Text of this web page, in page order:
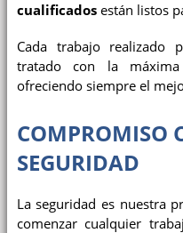
cualificadosestán listos
Cada trabajo realizado
tratado con la máxima
ofreciendo siempre el
COMPROMISO
SEGURIDAD
La seguridad es nuestra
comenzar cualquier